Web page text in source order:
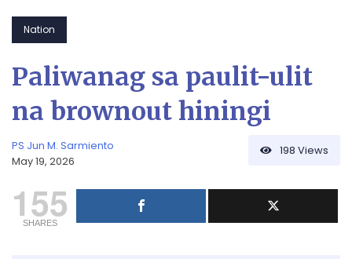
Nation
Paliwanag sa paulit-ulit
na brownout hiningi
PS Jun M. Sarmiento
May 19, 2026
198 Views
155
SHARES